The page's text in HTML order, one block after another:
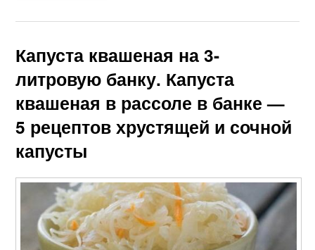
Капуста квашеная на 3-
литровую банку. Капуста
квашеная в рассоле в банке —
5 рецептов хрустящей и сочной
капусты